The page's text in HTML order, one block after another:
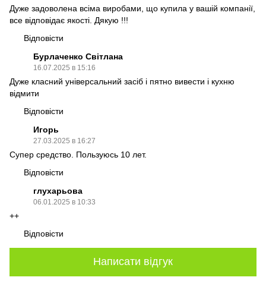
Дуже задоволена всіма виробами, що купила у вашій компанії,
все відповідає якості. Дякую !!!
Відповісти
Бурлаченко Світлана
16.07.2025 в 15:16
Дуже класний універсальний засіб і пятно вивести і кухню
відмити
Відповісти
Игорь
27.03.2025 в 16:27
Супер средство. Пользуюсь 10 лет.
Відповісти
глухарьова
06.01.2025 в 10:33
++
Відповісти
Написати відгук